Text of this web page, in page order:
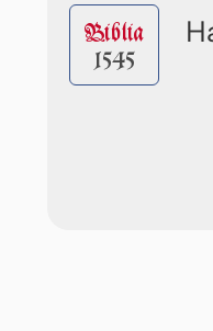
Biblia
1545